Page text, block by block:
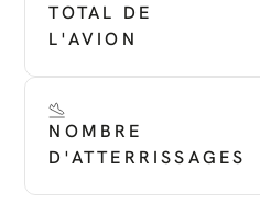
TOTAL DE
L'AVION
NOMBRE
D'ATTERRISSAGES